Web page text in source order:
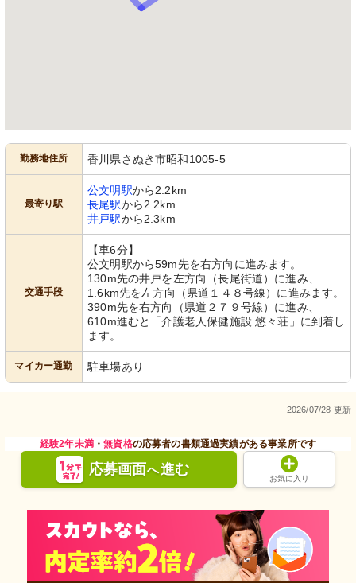
勤務地住所 香川県さぬき市昭和1005-5
最寄り駅
公文明駅から2.2km
長尾駅から2.2km
井戸駅から2.3km
交通手段
【車6分】
公文明駅から59m先を右方向に進みます。
130m先の井戸を左方向（長尾街道）に進み、
1.6km先を左方向（県道１４８号線）に進みます。
390m先を右方向（県道２７９号線）に進み、
610m進むと「介護老人保健施設 悠々荘」に到着し
ます。
マイカー通勤 駐車場あり
2026/07/28 更新
経験2年未満・無資格の応募者の書類通過実績がある事業所です
応募画面へ進む
お気に入り